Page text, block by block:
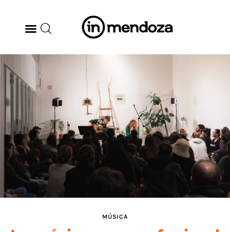
GASTRONOMÍA
ARTE & CULTURA
MÚSICA
DÓNDE IR
TENDENCIAS
MÚSICA